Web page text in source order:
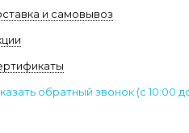
и самовывоз
обратный звонок (c 10:00